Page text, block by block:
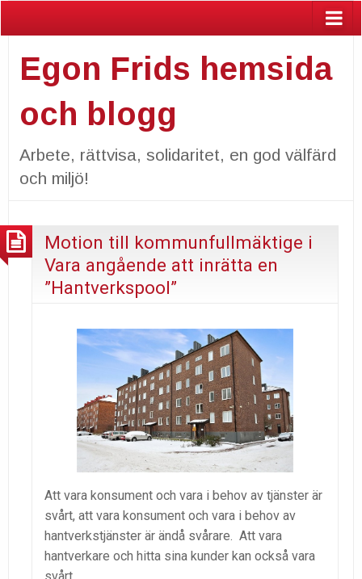
Egon Frids hemsida
och blogg
Arbete, rättvisa, solidaritet, en god välfärd
och miljö!
Motion till kommunfullmäktige i
Vara angående att inrätta en
”Hantverkspool”
Att vara konsument och vara i behov av tjänster är
svårt, att vara konsument och vara i behov av
hantverkstjänster är ändå svårare. Att vara
hantverkare och hitta sina kunder kan också vara